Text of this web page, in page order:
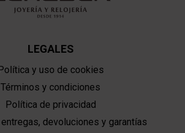
LEGALES
y uso de cookies
Términos y condiciones
Política de privacidad
devoluciones y garantías